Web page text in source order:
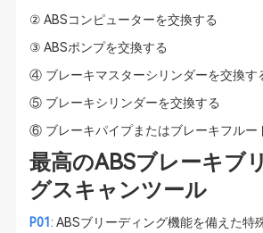
② ABSコンピューターを交換する
③ ABSポンプを交換する
④ ブレーキマスターシリンダーを交換す
⑤ ブレーキシリンダーを交換する
⑥ ブレーキパイプまたはブレーキフルー
最高のABSブレーキブ
グスキャンツール
P01 : ABSブリーディング機能を備えた特